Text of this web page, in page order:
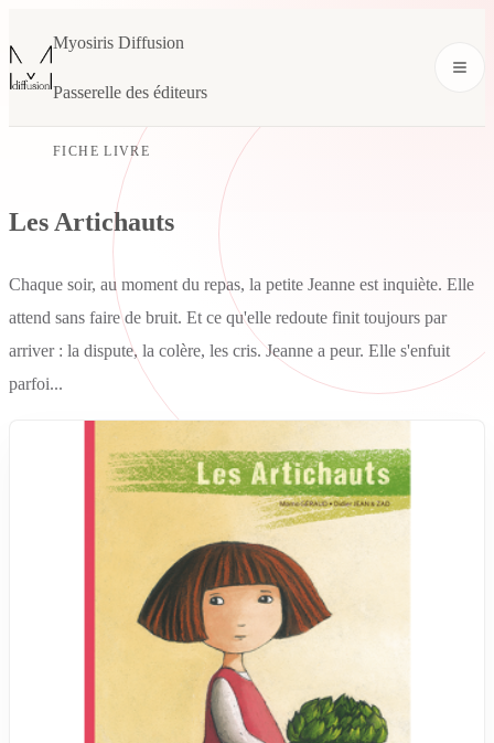
Myosiris Diffusion
Passerelle des éditeurs
FICHE LIVRE
Les Artichauts
Chaque soir, au moment du repas, la petite Jeanne est inquiète. Elle
attend sans faire de bruit. Et ce qu'elle redoute finit toujours par
arriver : la dispute, la colère, les cris. Jeanne a peur. Elle s'enfuit
parfoi...